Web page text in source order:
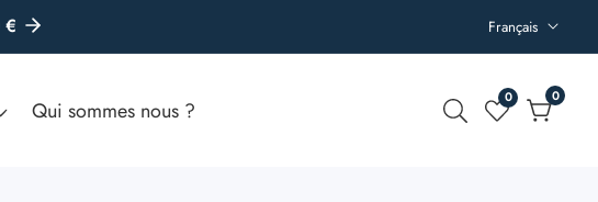
€ Français
Qui sommes nous ? 0 00
article